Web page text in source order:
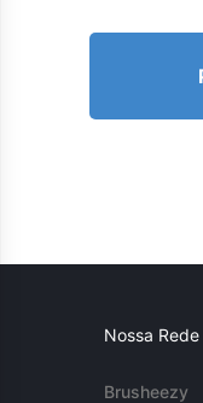
Nossa Rede
Brusheezy